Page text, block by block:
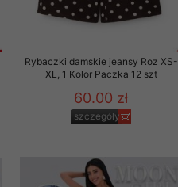
Rybaczki damskie jeansy Roz XS-
XL, 1 Kolor Paczka 12 szt
60.00 zł
szczegóły